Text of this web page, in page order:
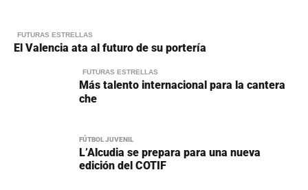
FUTURAS ESTRELLAS
El Valencia ata al futuro de su portería
FUTURAS ESTRELLAS
Más talento internacional para la cantera
che
FÚTBOL JUVENIL
L’Alcudia se prepara para una nueva
edición del COTIF